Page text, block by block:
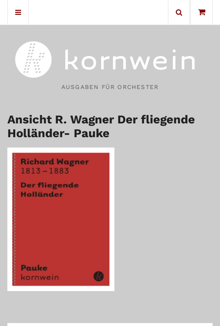
AUSGABEN FÜR ORCHESTER
Ansicht R. Wagner Der fliegende
Holländer- Pauke